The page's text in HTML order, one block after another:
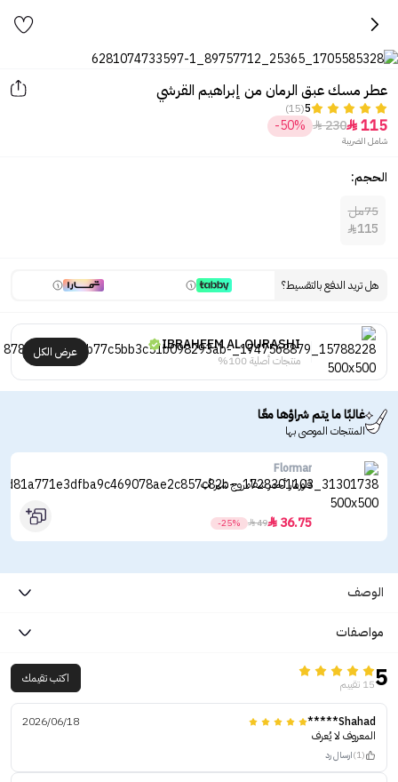
عطر مسك عبق الرمان من إبراهيم القرشي
5
(15)
115

230

-50%
شامل الضريبة
الحجم:
75مل
115

هل تريد الدفع بالتقسيط؟
IBRAHEEM AL.QURASHI
منتجات أصلية 100%
عرض الكل
غالبًا ما يتم شراؤها معًا
المنتجات الموصى بها
Flormar
فلورمار أحمر شفاه روج شير أب
36.75

49

-25%
الوصف
مواصفات
515 تقييم اكتب تقيمك
Shahad*****
2026/06/18
المعروف لا يُعرف
(1) ارسال رد